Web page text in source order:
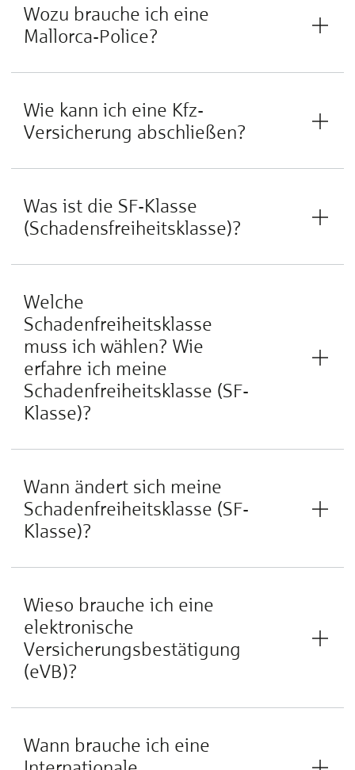
Wozu brauche ich eine
Mallorca-Police?
Wie kann ich eine Kfz-
Versicherung abschließen?
Was ist die SF-Klasse
(Schadensfreiheitsklasse)?
Welche
Schadenfreiheitsklasse
muss ich wählen? Wie
erfahre ich meine
Schadenfreiheitsklasse (SF-
Klasse)?
Wann ändert sich meine
Schadenfreiheitsklasse (SF-
Klasse)?
Wieso brauche ich eine
elektronische
Versicherungsbestätigung
(eVB)?
Wann brauche ich eine